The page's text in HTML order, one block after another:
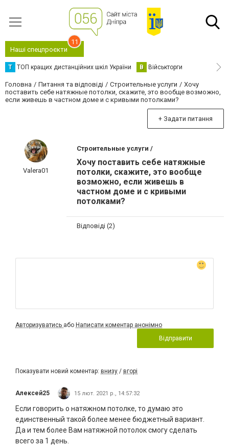
Наші спецпроєкти
11
Т ТОП кращих дистанційних шкіл України В Військторги
Головна Питання та відповіді Строительные услуги
Хочу
поставить себе натяжные потолки, скажите, это вообще возможно,
если живешь в частном доме и с кривыми потолками?
+ Задати питання
Valera01
Строительные услуги /
Хочу поставить себе натяжные
потолки, скажите, это вообще
возможно, если живешь в
частном доме и с кривыми
потолками?
Відповіді (2)
Авторизуватись або Написати коментар анонімно
Відправити
Показувати новий коментар: внизу / вгорі
Алексей25 15 лют. 2021 р., 14:57:32
Если говорить о натяжном потолке, то думаю это
единственный такой более менее бюджетный вариант.
Да и тем более Вам натяжной потолок смогу сделать
всего за 1 день.